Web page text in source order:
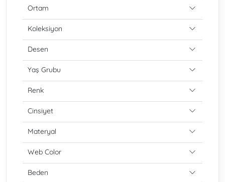
Ortam
Koleksiyon
Desen
Yaş Grubu
Renk
Cinsiyet
Materyal
Web Color
Beden